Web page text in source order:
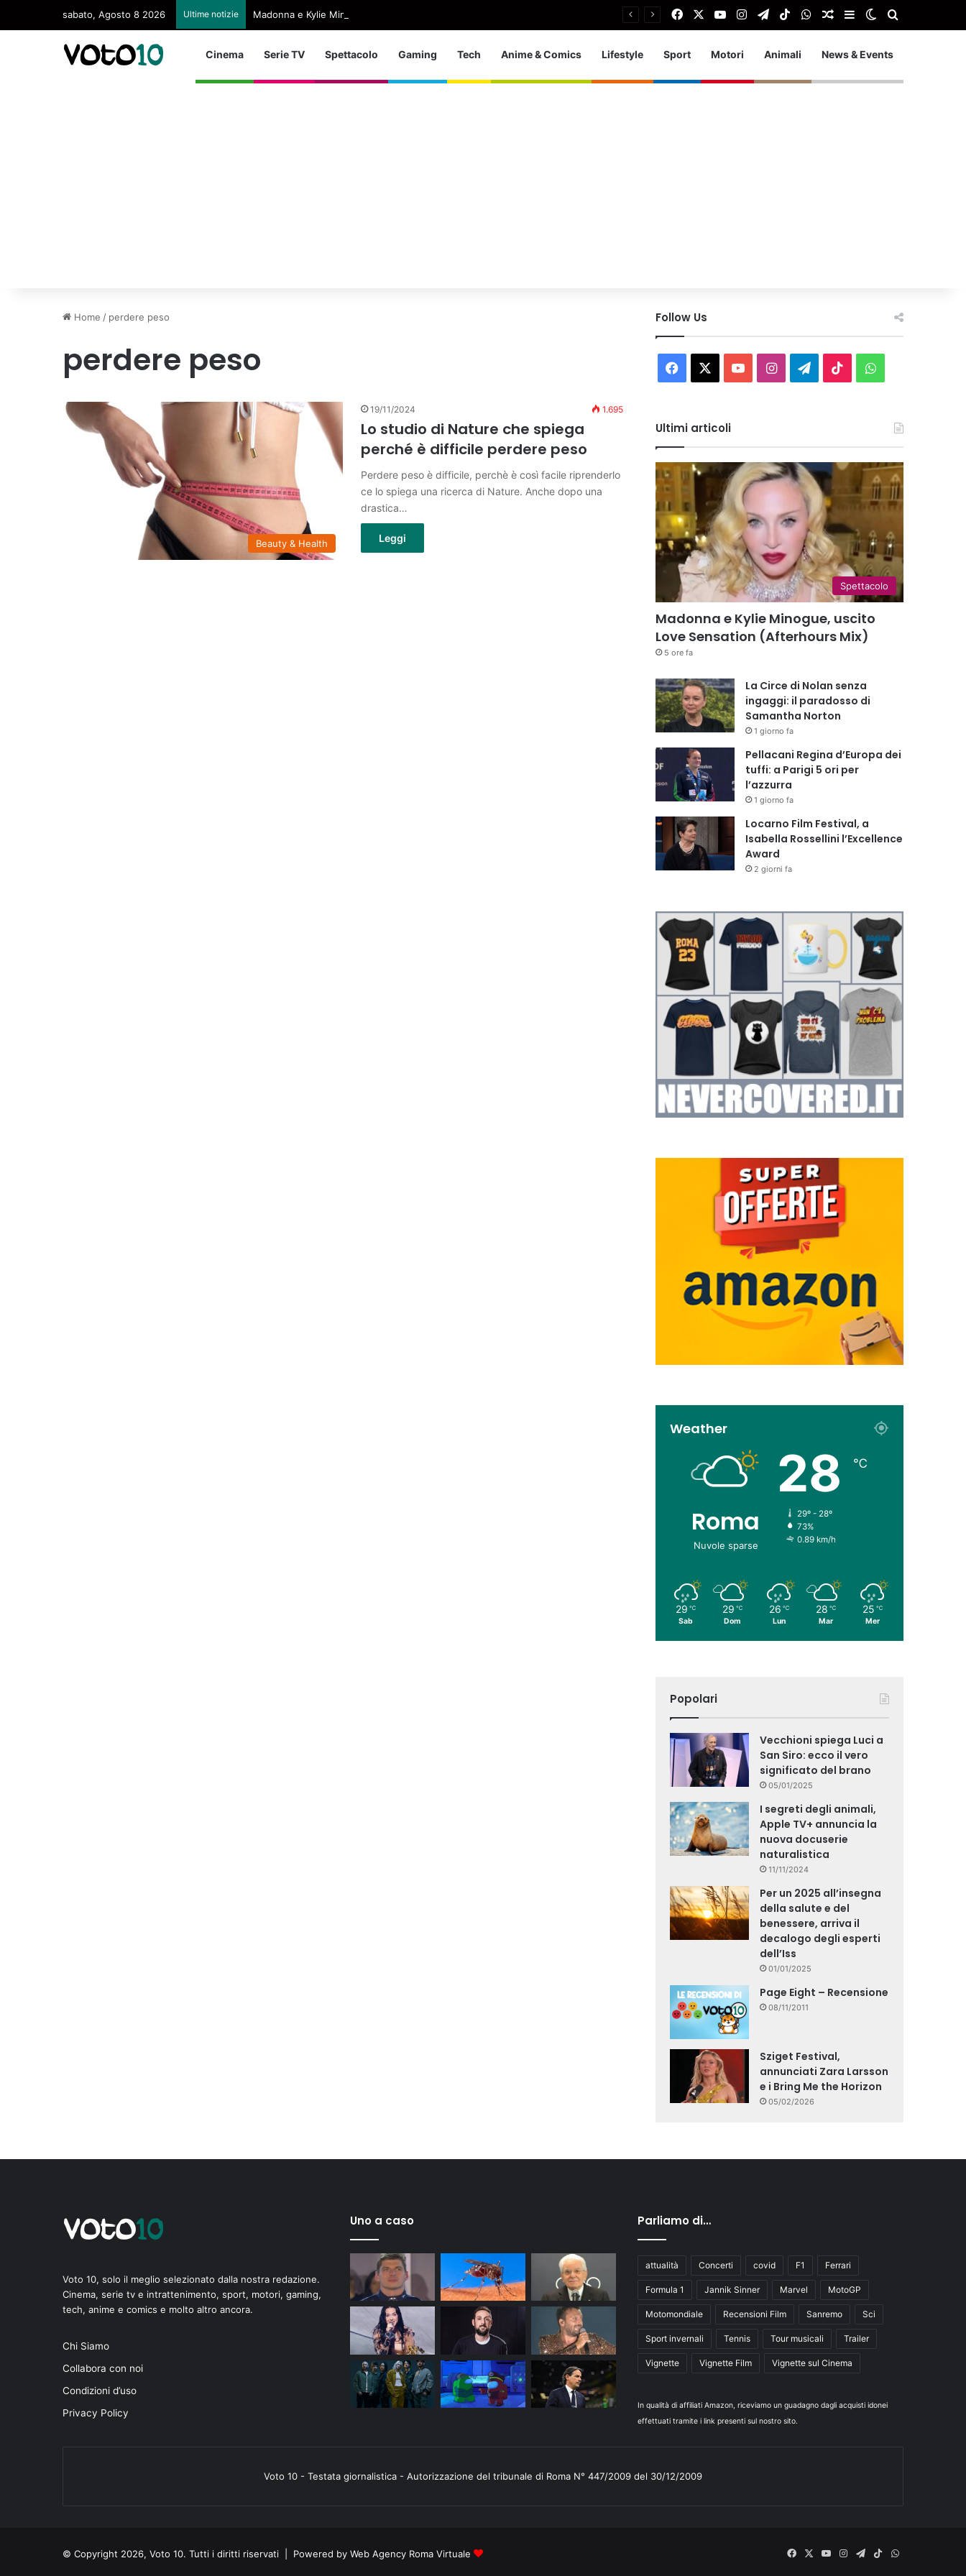
sabato, Agosto 8 2026 Ultime notizie Madonna e Kylie Minogue, uscito Love Sensation (Afterhours Mix) FacebookYou TubeInstagram
TelegramTikTokWhatsApp
Articolo Random
Barra laterale
Cambia aspetto
Cinema Serie TV Spettacolo Gaming Tech Anime & Comics Lifestyle Sport Motori Animali News & Events
Home / perdere peso
perdere peso
Beauty & Health
19/11/2024 1.695
Lo studio di Nature che spiega
perché è difficile perdere peso
Perdere peso è difficile, perchè è così facile riprenderlo
ce lo spiega una ricerca di Nature. Anche dopo una
drastica…
Leggi
Follow Us
Facebook You InstagramTelegram
TikTokWhatsApp
Ultimi articoli
Spettacolo
Madonna e Kylie Minogue, uscito
Love Sensation (Afterhours Mix)
5 ore fa
La Circe di Nolan senza
ingaggi: il paradosso di
Samantha Norton
1 giorno fa
Pellacani Regina d’Europa dei
tuffi: a Parigi 5 ori per
l’azzurra
1 giorno fa
Locarno Film Festival, a
Isabella Rossellini l’Excellence
Award
2 giorni fa
Weather
Roma
Nuvole sparse
28 ℃
29º - 28º
73%
0.89 km/h
29 ℃
Sab
29 ℃
Dom
26 ℃
Lun
28 ℃
Mar
25 ℃
Mer
Popolari
Vecchioni spiega Luci a
San Siro: ecco il vero
significato del brano
05/01/2025
I segreti degli animali,
Apple TV+ annuncia la
nuova docuserie
naturalistica
11/11/2024
Per un 2025 all’insegna
della salute e del
benessere, arriva il
decalogo degli esperti
dell’Iss
01/01/2025
Page Eight – Recensione
08/11/2011
Sziget Festival,
annunciati Zara Larsson
e i Bring Me the Horizon
05/02/2026
Voto 10, solo il meglio selezionato dalla nostra redazione.
Cinema, serie tv e intrattenimento, sport, motori, gaming,
tech, anime e comics e molto altro ancora.
Chi Siamo
Collabora con noi
Condizioni d’uso
Privacy Policy
Uno a caso Parliamo di…
attualità Concerti covid F1 Ferrari
Formula 1 Jannik Sinner Marvel MotoGP
Motomondiale Recensioni Film Sanremo Sci
Sport invernali Tennis Tour musicali Trailer
Vignette Vignette Film Vignette sul Cinema
In qualità di affiliati Amazon, riceviamo un guadagno dagli acquisti idonei
effettuati tramite i link presenti sul nostro sito.
Voto 10 - Testata giornalistica - Autorizzazione del tribunale di Roma N° 447/2009 del 30/12/2009
© Copyright 2026, Voto 10. Tutti i diritti riservati | Powered by Web Agency Roma Virtuale Facebook
X
YouInstagram
Telegram
TikTokWhatsApp